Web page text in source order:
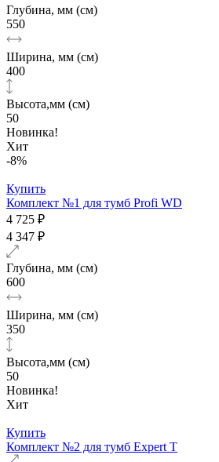
Глубина, мм (см)
550
Ширина, мм (см)
400
Высота,мм (см)
50
Новинка!
Хит
-8%
Купить
Комплект №1 для тумб Profi WD
4 725 ₽
4 347 ₽
Глубина, мм (см)
600
Ширина, мм (см)
350
Высота,мм (см)
50
Новинка!
Хит
Купить
Комплект №2 для тумб Expert T